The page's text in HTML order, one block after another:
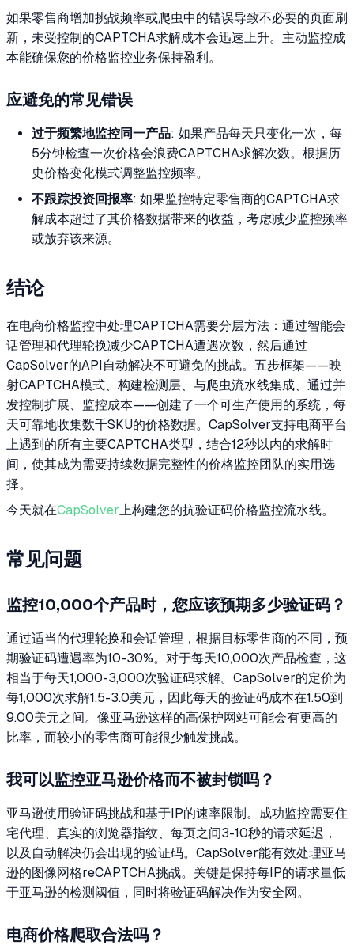
如果零售商增加挑战频率或爬虫中的错误导致不必要的页面刷
新，未受控制的CAPTCHA求解成本会迅速上升。主动监控成
本能确保您的价格监控业务保持盈利。
应避免的常见错误
过于频繁地监控同一产品: 如果产品每天只变化一次，每
5分钟检查一次价格会浪费CAPTCHA求解次数。根据历
史价格变化模式调整监控频率。
不跟踪投资回报率: 如果监控特定零售商的CAPTCHA求
解成本超过了其价格数据带来的收益，考虑减少监控频率
或放弃该来源。
结论
在电商价格监控中处理CAPTCHA需要分层方法：通过智能会
话管理和代理轮换减少CAPTCHA遭遇次数，然后通过
CapSolver的API自动解决不可避免的挑战。五步框架——映
射CAPTCHA模式、构建检测层、与爬虫流水线集成、通过并
发控制扩展、监控成本——创建了一个可生产使用的系统，每
天可靠地收集数千SKU的价格数据。CapSolver支持电商平台
上遇到的所有主要CAPTCHA类型，结合12秒以内的求解时
间，使其成为需要持续数据完整性的价格监控团队的实用选
择。
今天就在CapSolver上构建您的抗验证码价格监控流水线。
常见问题
监控10,000个产品时，您应该预期多少验证码？
通过适当的代理轮换和会话管理，根据目标零售商的不同，预
期验证码遭遇率为10-30%。对于每天10,000次产品检查，这
相当于每天1,000-3,000次验证码求解。CapSolver的定价为
每1,000次求解1.5-3.0美元，因此每天的验证码成本在1.50到
9.00美元之间。像亚马逊这样的高保护网站可能会有更高的
比率，而较小的零售商可能很少触发挑战。
我可以监控亚马逊价格而不被封锁吗？
亚马逊使用验证码挑战和基于IP的速率限制。成功监控需要住
宅代理、真实的浏览器指纹、每页之间3-10秒的请求延迟，
以及自动解决仍会出现的验证码。CapSolver能有效处理亚马
逊的图像网格reCAPTCHA挑战。关键是保持每IP的请求量低
于亚马逊的检测阈值，同时将验证码解决作为安全网。
电商价格爬取合法吗？